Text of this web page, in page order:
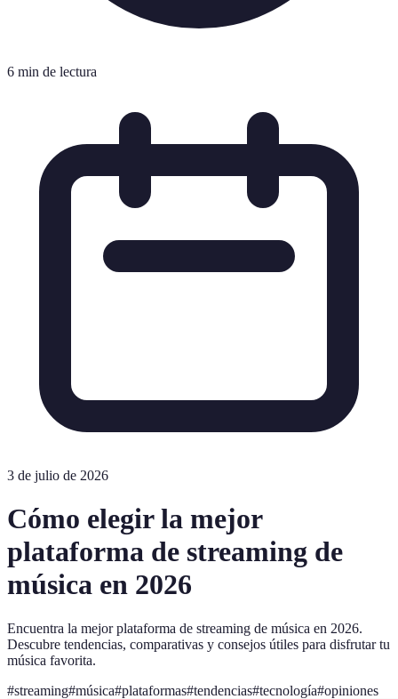
6 min de lectura
3 de julio de 2026
Cómo elegir la mejor
plataforma de streaming de
música en 2026
Encuentra la mejor plataforma de streaming de música en 2026.
Descubre tendencias, comparativas y consejos útiles para disfrutar tu
música favorita.
#streaming#música#plataformas#tendencias#tecnología#opiniones